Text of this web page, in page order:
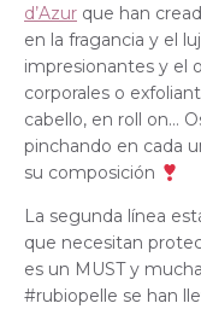
d’Azur que han
en la fragancia y el
impresionantes y el
corporales o
cabello, en roll on…
pinchando en cada
su composición
La segunda línea
que necesitan
es un MUST y
#rubiopelle se han